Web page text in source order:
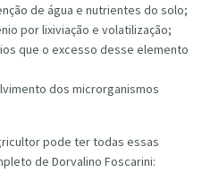
de água e nutrientes do solo;
por lixiviação e volatilização;
que o excesso desse elemento
dos microrganismos
pode ter todas essas
de Dorvalino Foscarini: